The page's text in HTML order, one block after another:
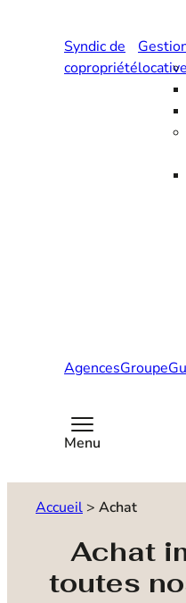
Syndic de
copropriétélocative
AgencesGroupe
Menu
Accueil > Achat
Achat
toutes